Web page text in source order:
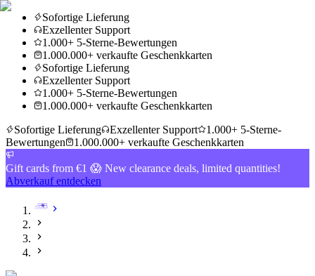
Sofortige Lieferung
Exzellenter Support
1.000+ 5-Sterne-Bewertungen
1.000.000+ verkaufte Geschenkkarten
Sofortige Lieferung
Exzellenter Support
1.000+ 5-Sterne-Bewertungen
1.000.000+ verkaufte Geschenkkarten
Sofortige Lieferung
Exzellenter Support
1.000+ 5-Sterne-
Bewertungen
1.000.000+ verkaufte Geschenkkarten
Gift cards from €1 😱 New clearance deals, limited quantities!
Abverkauf entdecken